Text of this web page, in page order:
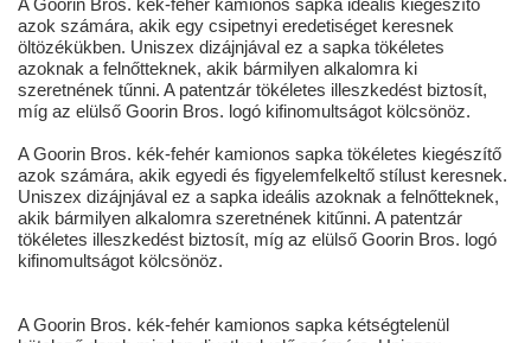
A Goorin Bros. kék-fehér kamionos sapka ideális kiegészítő
azok számára, akik egy csipetnyi eredetiséget keresnek
öltözékükben. Uniszex dizájnjával ez a sapka tökéletes
azoknak a felnőtteknek, akik bármilyen alkalomra ki
szeretnének tűnni. A patentzár tökéletes illeszkedést biztosít,
míg az elülső Goorin Bros. logó kifinomultságot kölcsönöz.
A Goorin Bros. kék-fehér kamionos sapka tökéletes kiegészítő
azok számára, akik egyedi és figyelemfelkeltő stílust keresnek.
Uniszex dizájnjával ez a sapka ideális azoknak a felnőtteknek,
akik bármilyen alkalomra szeretnének kitűnni. A patentzár
tökéletes illeszkedést biztosít, míg az elülső Goorin Bros. logó
kifinomultságot kölcsönöz.
A Goorin Bros. kék-fehér kamionos sapka kétségtelenül